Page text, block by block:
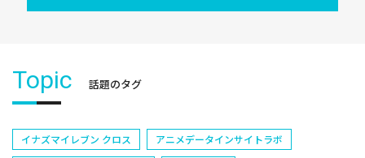
Topic 話題のタグ
イナズマイレブン クロス
アニメデータインサイトラボ